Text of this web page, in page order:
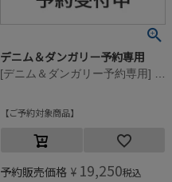
デニム＆ダンガリー予約専用
ご予約対象商品
予約販売価格 ¥ 19,250税込